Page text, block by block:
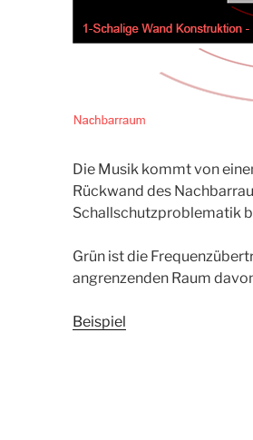
Die Musik kommt von
Rückwand des
Schallschutzproblematik
Grün ist die
angrenzenden Raum
Beispiel